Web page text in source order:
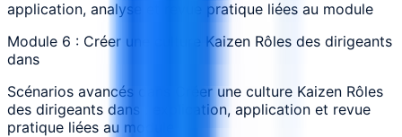
application, analyse et revue pratique liées au module
Module 6 : Créer une culture Kaizen Rôles des dirigeants
dans
Scénarios avancés dans Créer une culture Kaizen Rôles
des dirigeants dans : explication, application et revue
pratique liées au module